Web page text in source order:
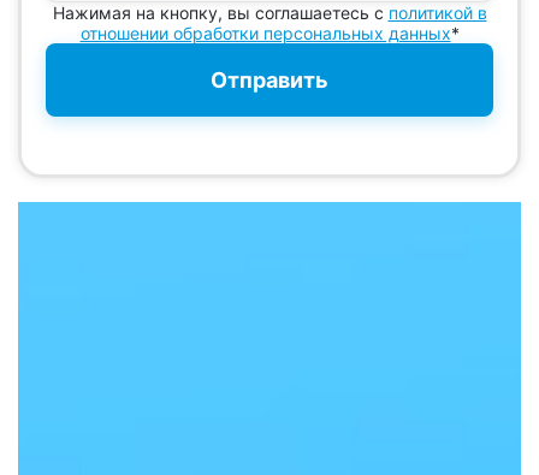
Нажимая на кнопку, вы соглашаетесь с политикой в
отношении обработки персональных данных*